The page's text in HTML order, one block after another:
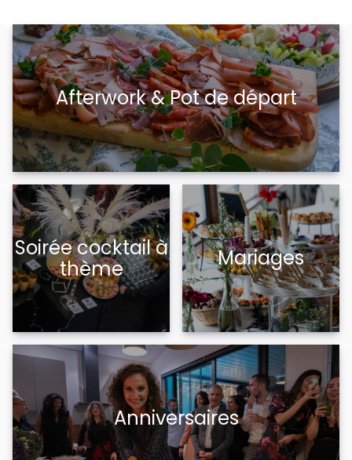
Afterwork & Pot de départ
Soirée cocktail à
thème
Mariages
Anniversaires